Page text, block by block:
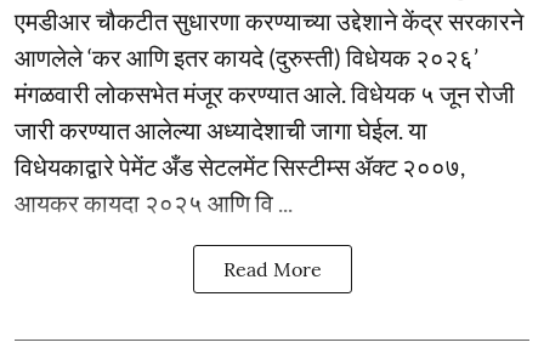
एमडीआर चौकटीत सुधारणा करण्याच्या उद्देशाने केंद्र सरकारने
आणलेले ‘कर आणि इतर कायदे (दुरुस्ती) विधेयक २०२६’
मंगळवारी लोकसभेत मंजूर करण्यात आले. विधेयक ५ जून रोजी
जारी करण्यात आलेल्या अध्यादेशाची जागा घेईल. या
विधेयकाद्वारे पेमेंट अँड सेटलमेंट सिस्टीम्स ॲक्ट २००७,
आयकर कायदा २०२५ आणि वि ...
Read More